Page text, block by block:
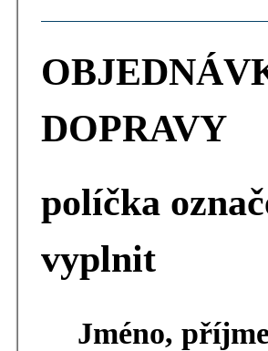
DOPRAVY
políčka
vyplnit
Jméno,